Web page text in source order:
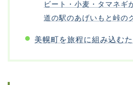
ビート・小麦・タマネギ
道の駅のあげいもと峠の
美幌町を旅程に組み込む